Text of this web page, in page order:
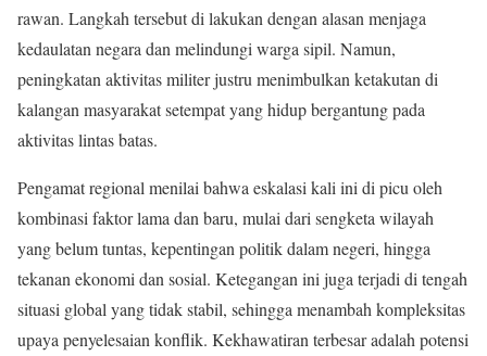
rawan. Langkah tersebut di lakukan dengan alasan menjaga
kedaulatan negara dan melindungi warga sipil. Namun,
peningkatan aktivitas militer justru menimbulkan ketakutan di
kalangan masyarakat setempat yang hidup bergantung pada
aktivitas lintas batas.
Pengamat regional menilai bahwa eskalasi kali ini di picu oleh
kombinasi faktor lama dan baru, mulai dari sengketa wilayah
yang belum tuntas, kepentingan politik dalam negeri, hingga
tekanan ekonomi dan sosial. Ketegangan ini juga terjadi di tengah
situasi global yang tidak stabil, sehingga menambah kompleksitas
upaya penyelesaian konflik. Kekhawatiran terbesar adalah potensi